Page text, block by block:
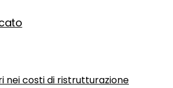
nei costi di ristrutturazione